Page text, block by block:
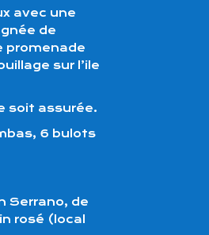
avec une
de
promenade
sur l’ile
soit assurée.
6 bulots
Serrano, de
rosé (local